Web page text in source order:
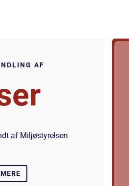
AF
af Miljøstyrelsen